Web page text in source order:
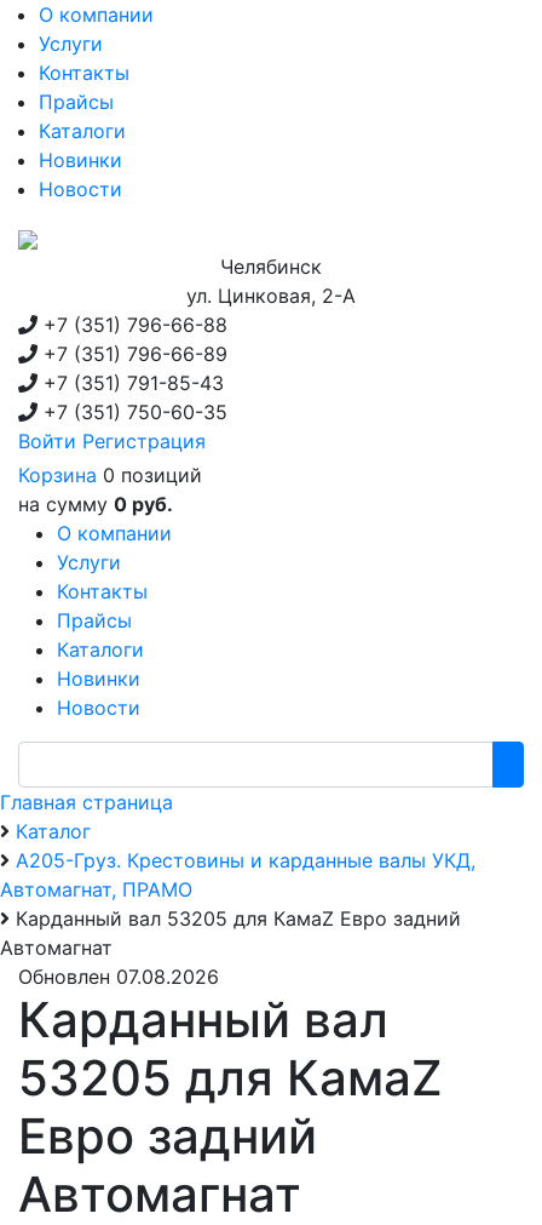
О компании
Услуги
Контакты
Прайсы
Каталоги
Новинки
Новости
Челябинск
ул. Цинковая, 2-А
+7 (351) 796-66-88
+7 (351) 796-66-89
+7 (351) 791-85-43
+7 (351) 750-60-35
Войти Регистрация
Корзина 0 позиций
на сумму 0 руб.
О компании
Услуги
Контакты
Прайсы
Каталоги
Новинки
Новости
Главная страница
Каталог
А205-Груз. Крестовины и карданные валы УКД,
Автомагнат, ПРАМО
Карданный вал 53205 для КамаZ Евро задний
Автомагнат
Обновлен 07.08.2026
Карданный вал
53205 для КамаZ
Евро задний
Автомагнат